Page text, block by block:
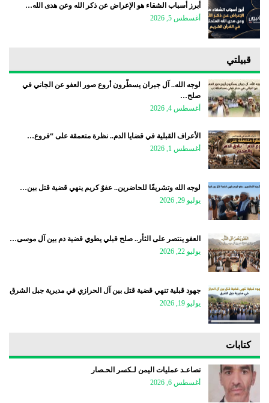
أبرز أسباب الشقاء هو الإعراض عن ذكر الله وعن هدى الله…
أغسطس 5, 2026
قبيلتي
لوجه الله.. آل جبران يسطّرون أروع صور العفو عن الجاني في
صلح…
أغسطس 4, 2026
الأعراف القبلية في قضايا الدم.. نظرة متعمقة على “فروع…
أغسطس 1, 2026
لوجه الله وتشريفًا للحاضرين.. عفوٌ كريم ينهي قضية قتل بين…
يوليو 29, 2026
العفو ينتصر على الثأر.. صلح قبلي يطوي قضية دم بين آل موسى…
يوليو 22, 2026
جهود قبلية تنهي قضية قتل بين آل الحرازي في مديرية جبل الشرق
يوليو 19, 2026
كتابات
تصاعـد عمليات اليمن لـكسر الحـصار
أغسطس 6, 2026